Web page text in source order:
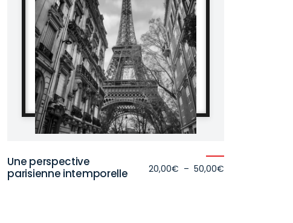
Plage
Une perspective
parisienne intemporelle
20,00€ – 50,00€Plage